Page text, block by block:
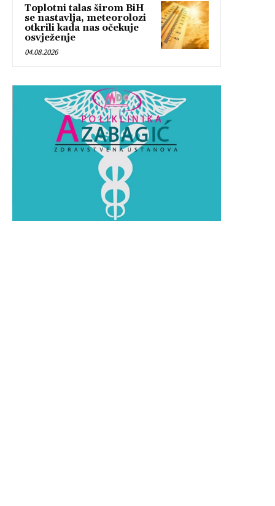
Toplotni talas širom BiH
se nastavlja, meteorolozi
otkrili kada nas očekuje
osvježenje
04.08.2026